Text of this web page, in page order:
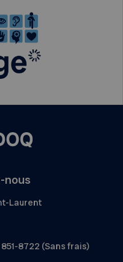
nous
Laurent
851-8722 (Sans frais)